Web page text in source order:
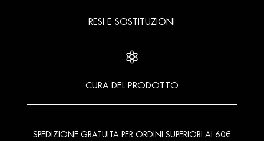
RESI E SOSTITUZIONI

CURA DEL PRODOTTO
SPEDIZIONE GRATUITA PER ORDINI SUPERIORI AI 60€